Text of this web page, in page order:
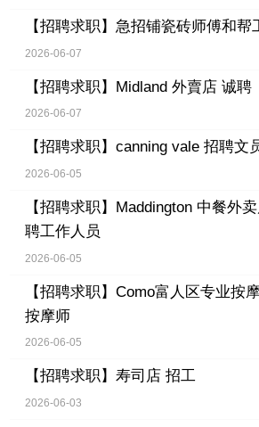
【招聘求职】 急招铺瓷砖师傅和帮
2026-06-07
【招聘求职】 Midland 外賣店 诚聘
2026-06-07
【招聘求职】 canning vale 招聘文
2026-06-05
【招聘求职】 Maddington 中餐外
聘工作人员
2026-06-05
【招聘求职】 Como富人区专业按
按摩师
2026-06-05
【招聘求职】 寿司店 招工
2026-06-03